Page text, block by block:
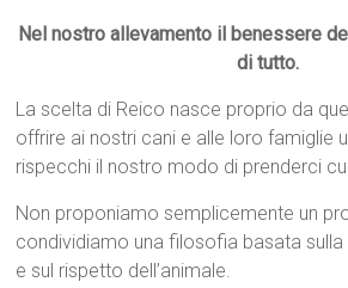
Nel nostro allevamento il benessere
di tutto.
La scelta di Reico nasce proprio da
offrire ai nostri cani e alle loro famiglie
rispecchi il nostro modo di prenderci
Non proponiamo semplicemente un
condividiamo una filosofia basata sulla
e sul rispetto dell’animale.